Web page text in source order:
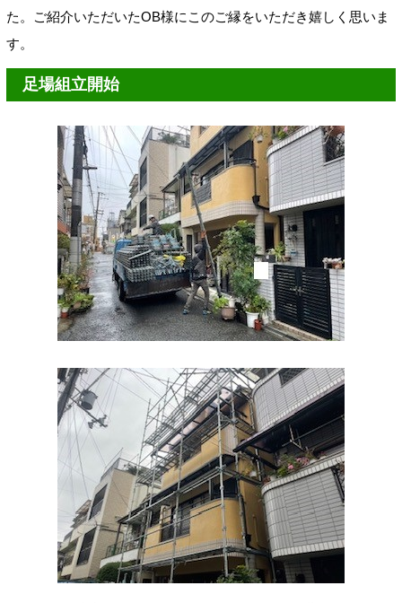
た。ご紹介いただいたOB様にこのご縁をいただき嬉しく思いま
す。
足場組立開始